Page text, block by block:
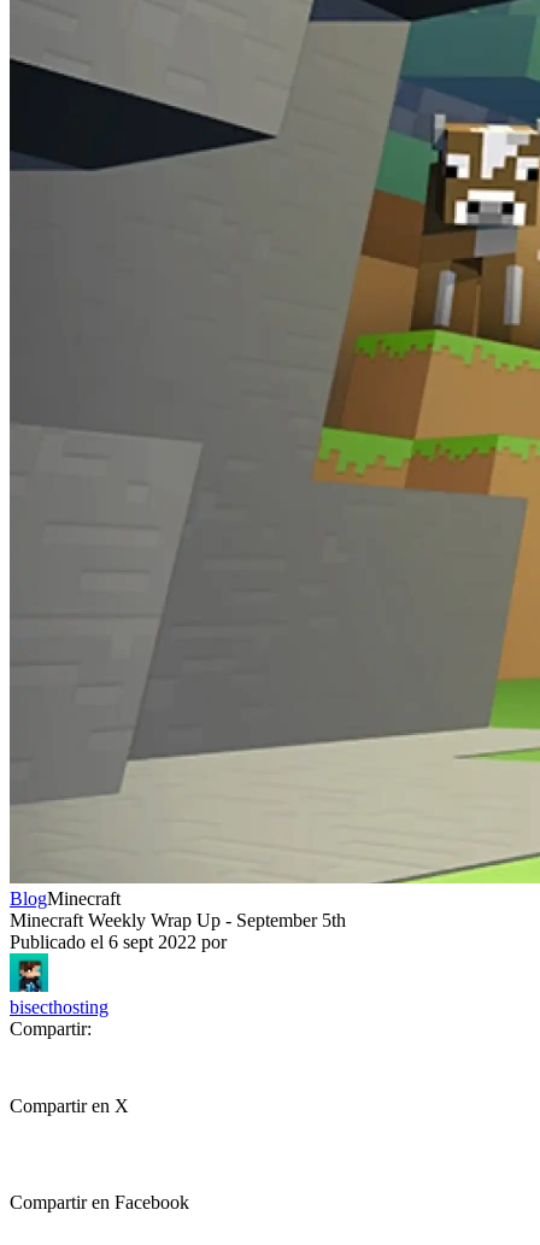
BlogMinecraft
Minecraft Weekly Wrap Up - September 5th
Publicado el 6 sept 2022 por
bisecthosting
Compartir:
Compartir en X
Compartir en Facebook